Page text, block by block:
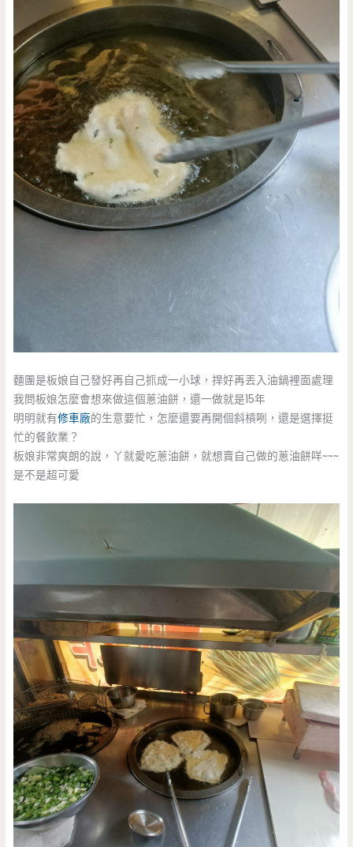
麵團是板娘自己發好再自己抓成一小球，捍好再丟入油鍋裡面處理
我問板娘怎麼會想來做這個蔥油餅，還一做就是15年
明明就有修車廠的生意要忙，怎麼還要再開個斜槓咧，還是選擇挺
忙的餐飲業？
板娘非常爽朗的說，丫就愛吃蔥油餅，就想賣自己做的蔥油餅咩~~~
是不是超可愛